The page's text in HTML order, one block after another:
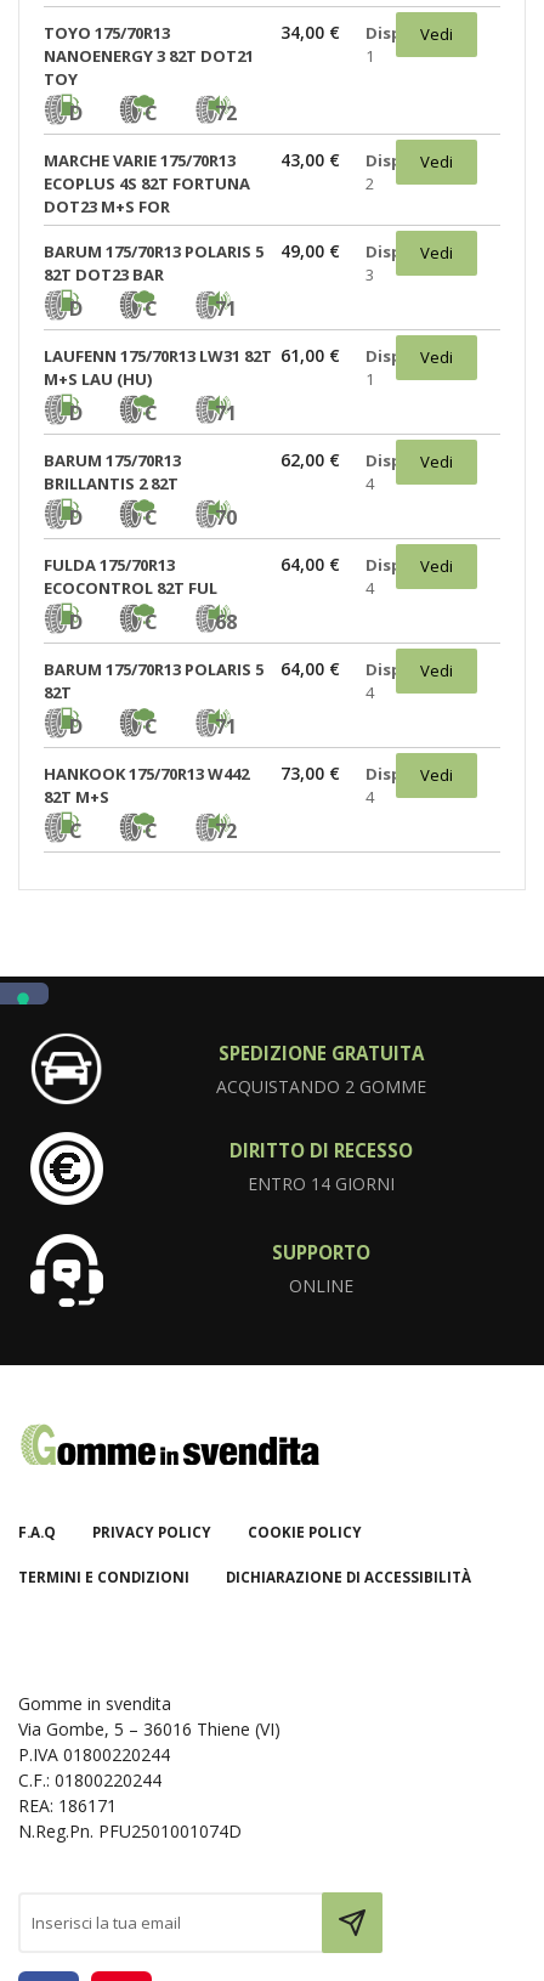
TOYO 175/70R13
NANOENERGY 3 82T DOT21
TOY
D C 72
34,00 €
Disponibili:
1
Vedi
MARCHE VARIE 175/70R13
ECOPLUS 4S 82T FORTUNA
DOT23 M+S FOR
43,00 €
Disponibili:
2
Vedi
BARUM 175/70R13 POLARIS 5
82T DOT23 BAR
D C 71
49,00 €
Disponibili:
3
Vedi
LAUFENN 175/70R13 LW31 82T
M+S LAU (HU)
D C 71
61,00 €
Disponibili:
1
Vedi
BARUM 175/70R13
BRILLANTIS 2 82T
D C 70
62,00 €
Disponibili:
4
Vedi
FULDA 175/70R13
ECOCONTROL 82T FUL
D C 68
64,00 €
Disponibili:
4
Vedi
BARUM 175/70R13 POLARIS 5
82T
D C 71
64,00 €
Disponibili:
4
Vedi
HANKOOK 175/70R13 W442
82T M+S
C C 72
73,00 €
Disponibili:
4
Vedi
SPEDIZIONE GRATUITA
ACQUISTANDO 2 GOMME
DIRITTO DI RECESSO
ENTRO 14 GIORNI
SUPPORTO
ONLINE
F.A.Q PRIVACY POLICY COOKIE POLICY
TERMINI E CONDIZIONI DICHIARAZIONE DI ACCESSIBILITÀ
Gomme in svendita
Via Gombe, 5 – 36016 Thiene (VI)
P.IVA 01800220244
C.F.: 01800220244
REA: 186171
N.Reg.Pn. PFU2501001074D